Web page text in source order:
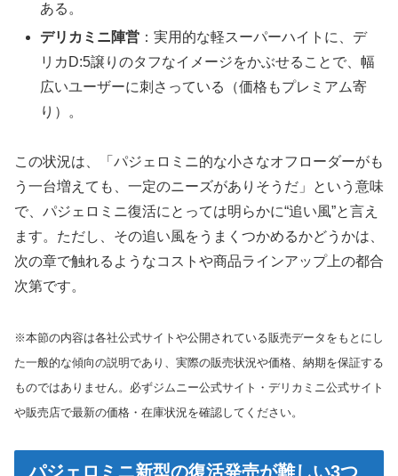
ある。
デリカミニ陣営 ：実用的な軽スーパーハイトに、デ
リカD:5譲りのタフなイメージをかぶせることで、幅
広いユーザーに刺さっている（価格もプレミアム寄
り）。
この状況は、「パジェロミニ的な小さなオフローダーがも
う一台増えても、一定のニーズがありそうだ」という意味
で、パジェロミニ復活にとっては明らかに“追い風”と言え
ます。ただし、その追い風をうまくつかめるかどうかは、
次の章で触れるようなコストや商品ラインアップ上の都合
次第です。
※本節の内容は各社公式サイトや公開されている販売データをもとにし
た一般的な傾向の説明であり、実際の販売状況や価格、納期を保証する
ものではありません。必ずジムニー公式サイト・デリカミニ公式サイト
や販売店で最新の価格・在庫状況を確認してください。
パジェロミニ新型の復活発売が難しい3つ